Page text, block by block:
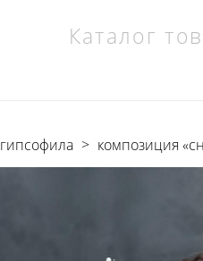
Каталог
гипсофила > композиция